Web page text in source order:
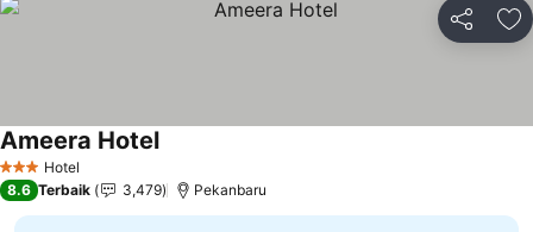
Kongsi
3 BintangHotel
Ameera Hotel
8.6 Terbaik 3,479 Pekanbaru